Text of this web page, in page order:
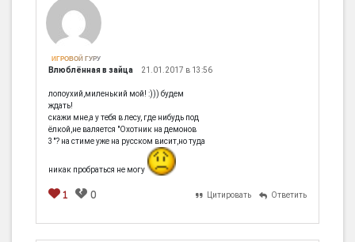
ИГРОВОЙ ГУРУ
Влюблённая в зайца 21.01.2017 в 13:56
лопоухий,миленький мой! :))) будем
ждать!
скажи мне,а у тебя в лесу, где нибудь под
ёлкой,не валяется "Охотник на демонов
3"? на стиме уже на русском висит,но туда
никак пробраться не могу
1 0 Цитировать Ответить